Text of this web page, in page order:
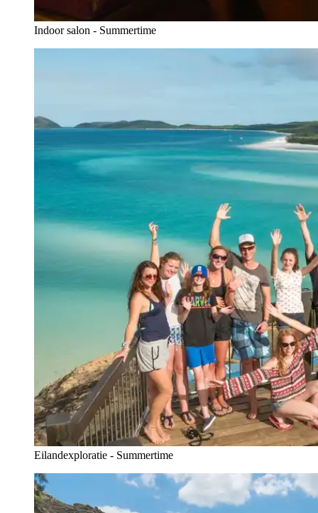
Indoor salon - Summertime
Eilandexploratie - Summertime